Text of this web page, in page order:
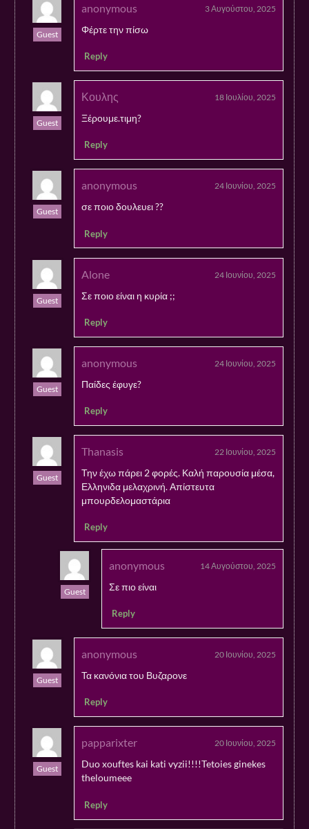
Guest
anonymous 3 Αυγούστου, 2025
Φέρτε την πίσω
Reply
Guest
Κουλης 18 Ιουλίου, 2025
Ξέρουμε.τιμη?
Reply
Guest
anonymous 24 Ιουνίου, 2025
σε ποιο δουλευει ??
Reply
Guest
Alone 24 Ιουνίου, 2025
Σε ποιο είναι η κυρία ;;
Reply
Guest
anonymous 24 Ιουνίου, 2025
Παίδες έφυγε?
Reply
Guest
Thanasis 22 Ιουνίου, 2025
Την έχω πάρει 2 φορές. Καλή παρουσία μέσα,
Ελληνιδα μελαχρινή. Απίστευτα
μπουρδελομαστάρια
Reply
Guest
anonymous 14 Αυγούστου, 2025
Σε πιο είναι
Reply
Guest
anonymous 20 Ιουνίου, 2025
Τα κανόνια του Βυζαρονε
Reply
Guest
papparixter 20 Ιουνίου, 2025
Duo xouftes kai kati vyzii!!!!Tetoies ginekes
theloumeee
Reply